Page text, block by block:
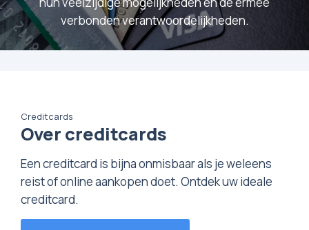
verbonden verantwoordelijkheden.
Creditcards
Over creditcards
Een creditcard is bijna onmisbaar als je weleens
reist of online aankopen doet. Ontdek uw ideale
creditcard.